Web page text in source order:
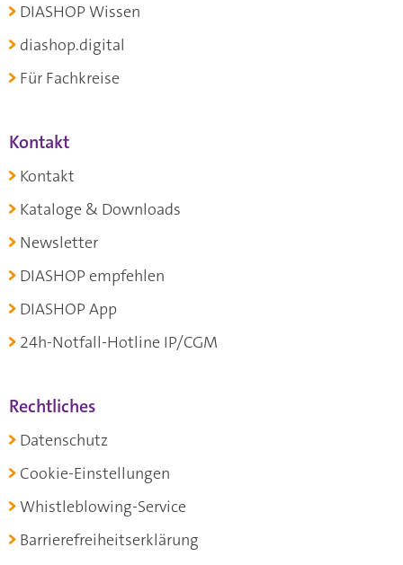
DIASHOP Wissen
diashop.digital
Für Fachkreise
Kontakt
Kontakt
Kataloge & Downloads
Newsletter
DIASHOP empfehlen
DIASHOP App
24h-Notfall-Hotline IP/CGM
Rechtliches
Datenschutz
Cookie-Einstellungen
Whistleblowing-Service
Barrierefreiheitserklärung